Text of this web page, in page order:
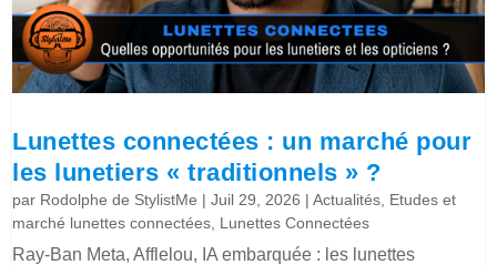
Lunettes connectées : un marché pour
les lunetiers « traditionnels » ?
par Rodolphe de StylistMe |Juil 29, 2026 |Actualités Etudes et
marché lunettes connectées Lunettes Connectées
Ray-Ban Meta, Afflelou, IA embarquée : les lunettes